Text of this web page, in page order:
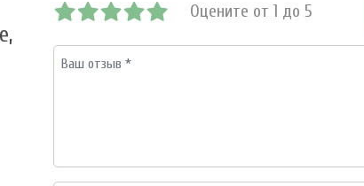
Оцените от 1 до 5